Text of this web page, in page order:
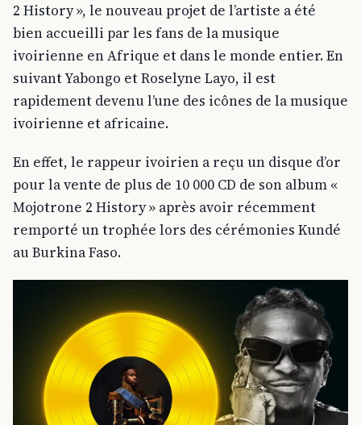
2 History », le nouveau projet de l’artiste a été
bien accueilli par les fans de la musique
ivoirienne en Afrique et dans le monde entier. En
suivant Yabongo et Roselyne Layo, il est
rapidement devenu l’une des icônes de la musique
ivoirienne et africaine.
En effet, le rappeur ivoirien a reçu un disque d’or
pour la vente de plus de 10 000 CD de son album «
Mojotrone 2 History » après avoir récemment
remporté un trophée lors des cérémonies Kundé
au Burkina Faso.